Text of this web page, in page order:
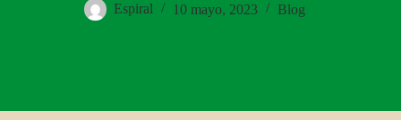
Espiral 10 mayo, 2023 Blog